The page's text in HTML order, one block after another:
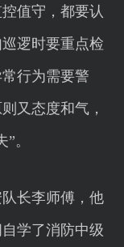
值守，都要认
逻时要重点检
行为需要警
又态度和气，
。
长李师傅，他
学了消防中级